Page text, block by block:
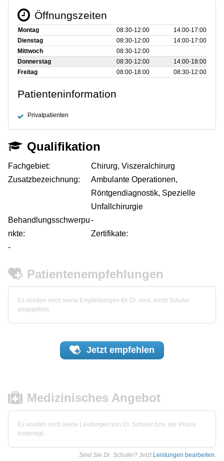
Öffnungszeiten
Montag 08:30‑12:00
14:00‑17:00
Dienstag
08:30‑12:00
14:00‑17:00
Mittwoch
08:30‑12:00
Donnerstag
08:30‑12:00
14:00‑18:00
Freitag
08:00‑18:00 08:30‑12:00
Patienteninformation
Privatpatienten
Qualifikation
Fachgebiet:
Chirurg, Viszeralchirurg
Zusatzbezeichnung:
Ambulante Operationen,
Röntgendiagnostik, Spezielle
Unfallchirurgie
Behandlungsschwerpu
nkte:
-
Zertifikate:
-
Patientenempfehlungen
Es wurden noch keine Empfehlungen für Dr. med. Arndt Schuler
abgegeben.
Jetzt empfehlen
Medizinisches Angebot
Es wurden noch keine Leistungen von Dr. Schuler bzw. der Praxis
hinterlegt.
Sind Sie Dr. Schuler? Jetzt Leistungen bearbeiten.